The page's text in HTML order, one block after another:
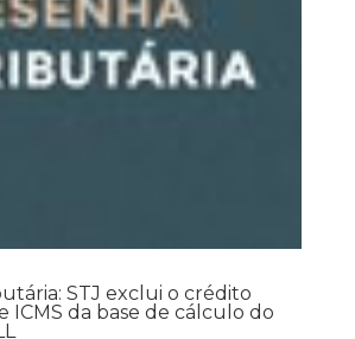
STJ exclui o crédito
ICMS da base de cálculo do